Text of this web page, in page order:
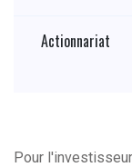
Actionnariat
Pour